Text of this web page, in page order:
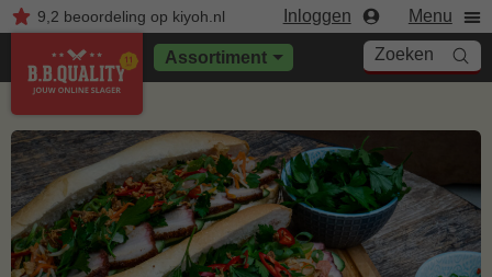
9,2 beoordelingop kiyoh.nl Inloggen Menu
Assortiment Zoeken